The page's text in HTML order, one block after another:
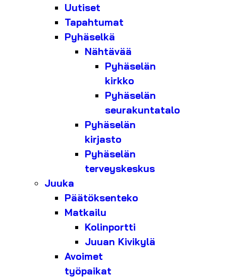
Uutiset
Tapahtumat
Pyhäselkä
Nähtävää
Pyhäselän
kirkko
Pyhäselän
seurakuntatalo
Pyhäselän
kirjasto
Pyhäselän
terveyskeskus
Juuka
Päätöksenteko
Matkailu
Kolinportti
Juuan Kivikylä
Avoimet
työpaikat